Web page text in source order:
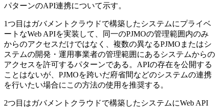
パターンのAPI連携について示す。
1つ目はガバメントクラウドで構築したシステムにプライベ
ートなWeb APIを実装して、同一のPJMOの管理範囲内のみ
からのアクセスだけではなく、複数の異なるPJMOまたはシ
ステムの開発・運用事業者の管理範囲にあるシステムからの
アクセスを許可するパターンである。APIの存在を公開する
ことはないが、PJMOを跨いだ府省間などのシステムの連携
を行いたい場合にこの方法の使用を推奨する。
2つ目はガバメントクラウドで構築したシステムにWeb API